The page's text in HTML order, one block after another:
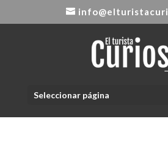
Seleccionar página